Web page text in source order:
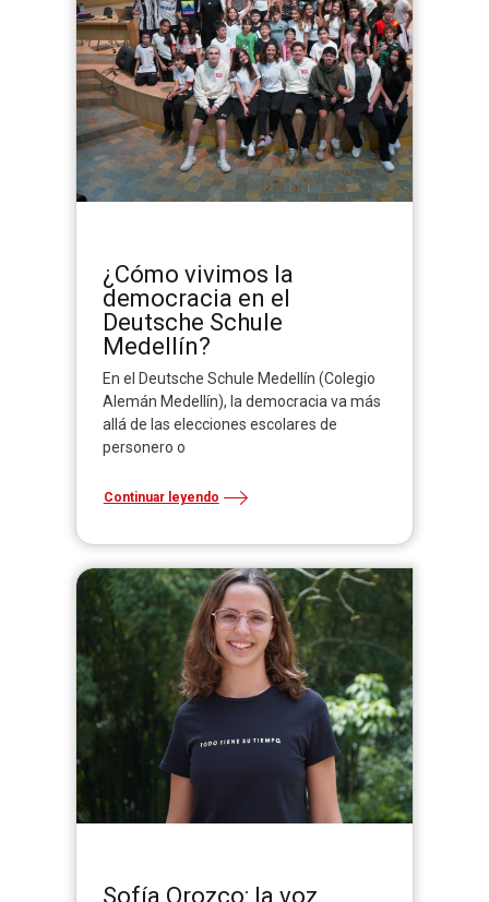
¿Cómo vivimos la
democracia en el
Deutsche Schule
Medellín?
En el Deutsche Schule Medellín (Colegio
Alemán Medellín), la democracia va más
allá de las elecciones escolares de
personero o
Continuar leyendo
Sofía Orozco: la voz